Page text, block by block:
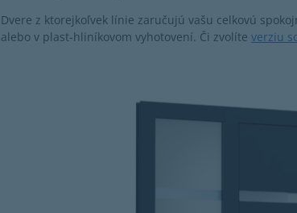
Dvere z ktorejkoľvek línie zaručujú vašu celkovú
alebo v plast-hliníkovom vyhotovení. Či zvolíte verziu